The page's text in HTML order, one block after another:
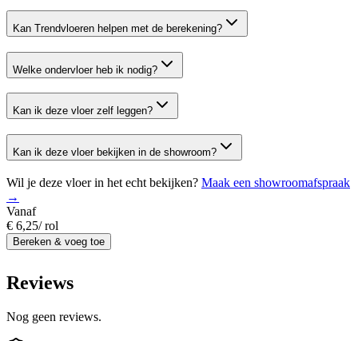
Kan Trendvloeren helpen met de berekening?
Welke ondervloer heb ik nodig?
Kan ik deze vloer zelf leggen?
Kan ik deze vloer bekijken in de showroom?
Wil je deze vloer in het echt bekijken? Maak een showroomafspraak
→
Vanaf
€ 6,25/rol
Bereken & voeg toe
Reviews
Nog geen reviews.